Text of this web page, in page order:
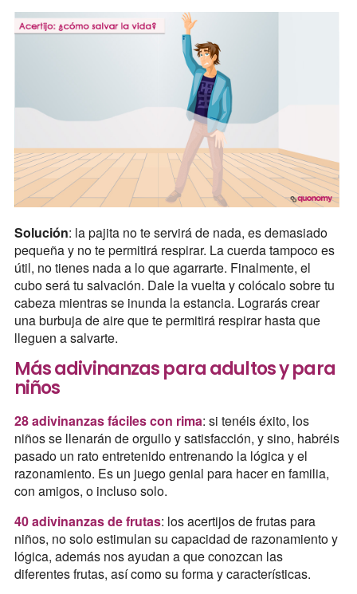
Solución: la pajita no te servirá de nada, es demasiado
pequeña y no te permitirá respirar. La cuerda tampoco es
útil, no tienes nada a lo que agarrarte. Finalmente, el
cubo será tu salvación. Dale la vuelta y colócalo sobre tu
cabeza mientras se inunda la estancia. Lograrás crear
una burbuja de aire que te permitirá respirar hasta que
lleguen a salvarte.
Más adivinanzas para adultos y para
niños
28 adivinanzas fáciles con rima: si tenéis éxito, los
niños se llenarán de orgullo y satisfacción, y sino, habréis
pasado un rato entretenido entrenando la lógica y el
razonamiento. Es un juego genial para hacer en familia,
con amigos, o incluso solo.
40 adivinanzas de frutas: los acertijos de frutas para
niños, no solo estimulan su capacidad de razonamiento y
lógica, además nos ayudan a que conozcan las
diferentes frutas, así como su forma y características.